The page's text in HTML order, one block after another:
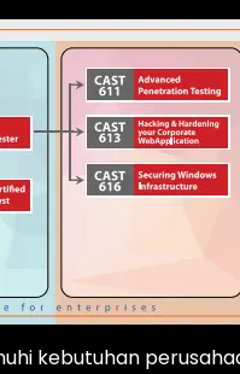
kebutuhan